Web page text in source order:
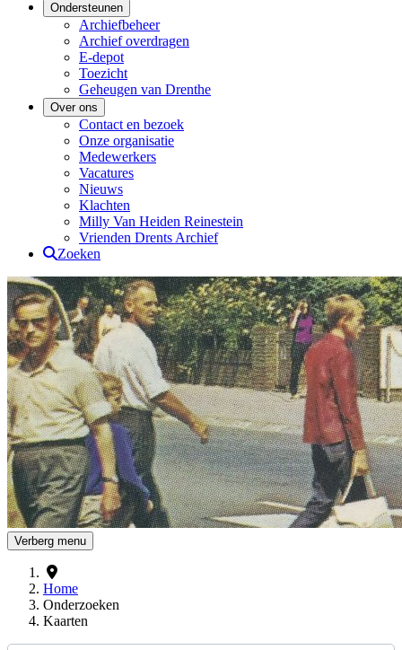
Ondersteunen
Archiefbeheer
Archief overdragen
E-depot
Toezicht
Geheugen van Drenthe
Over ons
Contact en bezoek
Onze organisatie
Medewerkers
Vacatures
Nieuws
Klachten
Milly Van Heiden Reinestein
Vrienden Drents Archief
Zoeken
Drents Archief
Verberg menu
Home
Onderzoeken
Kaarten